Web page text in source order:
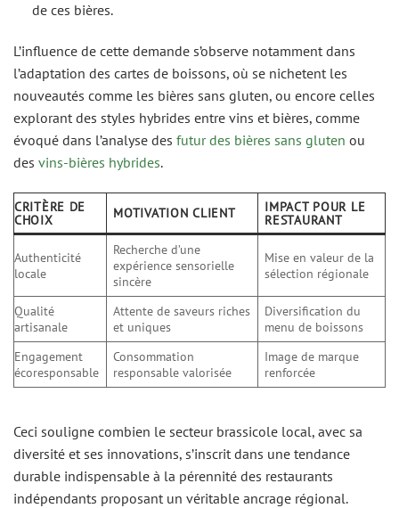
de ces bières.
L’influence de cette demande s’observe notamment dans
l’adaptation des cartes de boissons, où se nichetent les
nouveautés comme les bières sans gluten, ou encore celles
explorant des styles hybrides entre vins et bières, comme
évoqué dans l’analyse des futur des bières sans gluten ou
des vins-bières hybrides.
CRITÈRE DE
CHOIX MOTIVATION CLIENT IMPACT POUR LE
RESTAURANT
Authenticité
locale
Recherche d’une
expérience sensorielle
sincère
Mise en valeur de la
sélection régionale
Qualité
artisanale
Attente de saveurs riches
et uniques
Diversification du
menu de boissons
Engagement
écoresponsable
Consommation
responsable valorisée
Image de marque
renforcée
Ceci souligne combien le secteur brassicole local, avec sa
diversité et ses innovations, s’inscrit dans une tendance
durable indispensable à la pérennité des restaurants
indépendants proposant un véritable ancrage régional.